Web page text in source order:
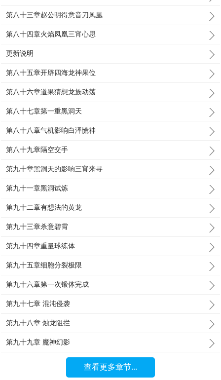
第八十三章赵公明得意音刀凤凰
第八十四章火焰凤凰三宵心思
更新说明
第八十五章开辟四海龙神果位
第八十六章道果猜想龙族动荡
第八十七章第一重黑洞天
第八十八章气机影响白泽慌神
第八十九章隔空交手
第九十章黑洞天的影响三宵来寻
第九十一章黑洞试炼
第九十二章有想法的黄龙
第九十三章杀意碧霄
第九十四章重量球练体
第九十五章细胞分裂极限
第九十六章第一次锻体完成
第九十七章 混沌侵袭
第九十八章 烛龙阻拦
第九十九章 魔神幻影
查看更多章节...